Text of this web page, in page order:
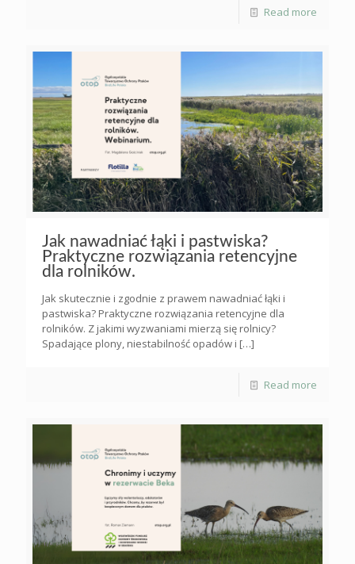
Read more
Jak nawadniać łąki i pastwiska?
Praktyczne rozwiązania retencyjne
dla rolników.
Jak skutecznie i zgodnie z prawem nawadniać łąki i
pastwiska? Praktyczne rozwiązania retencyjne dla
rolników. Z jakimi wyzwaniami mierzą się rolnicy?
Spadające plony, niestabilność opadów i […]
Read more